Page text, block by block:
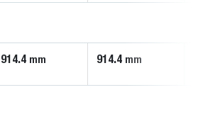
914.4 mm 914.4 mm